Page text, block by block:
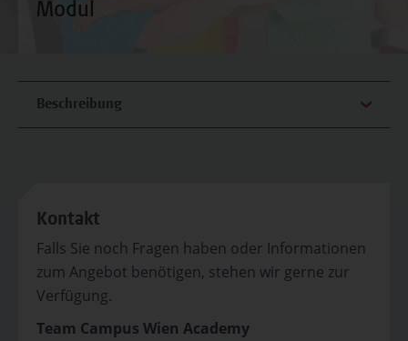
Modul
Beschreibung
Kontakt
Falls Sie noch Fragen haben oder Informationen
zum Angebot benötigen, stehen wir gerne zur
Verfügung.
Team Campus Wien Academy